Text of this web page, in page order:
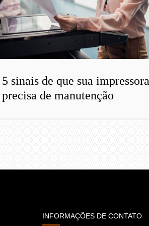
5 sinais de que sua impressora
precisa de manutenção
INFORMAÇÕES DE CONTATO